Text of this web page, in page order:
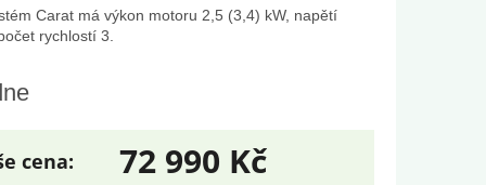
Carat má výkon motoru 2,5 (3,4) kW, napětí
rychlostí 3.
72 990 Kč